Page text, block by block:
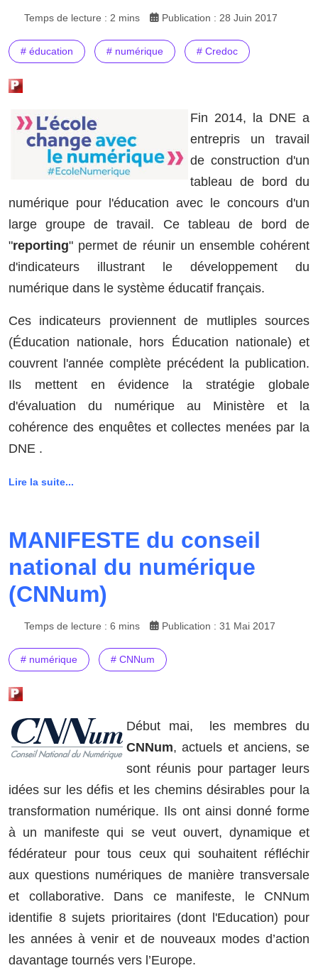
Temps de lecture : 2 mins Publication : 28 Juin 2017
# éducation # numérique # Credoc
Fin 2014, la DNE a
entrepris un travail
de construction d'un
tableau de bord du
numérique pour l'éducation avec le concours d'un
large groupe de travail. Ce tableau de bord de
"reporting" permet de réunir un ensemble cohérent
d'indicateurs illustrant le développement du
numérique dans le système éducatif français.
Ces indicateurs proviennent de mutliples sources
(Éducation nationale, hors Éducation nationale) et
couvrent l'année complète précédent la publication.
Ils mettent en évidence la stratégie globale
d'évaluation du numérique au Ministère et la
cohérence des enquêtes et collectes menées par la
DNE .
Lire la suite...
MANIFESTE du conseil
national du numérique
(CNNum)
Temps de lecture : 6 mins Publication : 31 Mai 2017
# numérique # CNNum
Début mai, les membres du
CNNum, actuels et anciens, se
sont réunis pour partager leurs
idées sur les défis et les chemins désirables pour la
transformation numérique. Ils ont ainsi donné forme
à un manifeste qui se veut ouvert, dynamique et
fédérateur pour tous ceux qui souhaitent réfléchir
aux questions numériques de manière transversale
et collaborative. Dans ce manifeste, le CNNum
identifie 8 sujets prioritaires (dont l'Education) pour
les années à venir et de nouveaux modes d’action
davantage tournés vers l’Europe.